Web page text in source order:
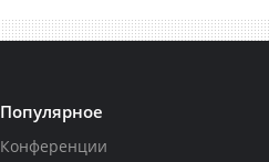
Популярное
Конференции